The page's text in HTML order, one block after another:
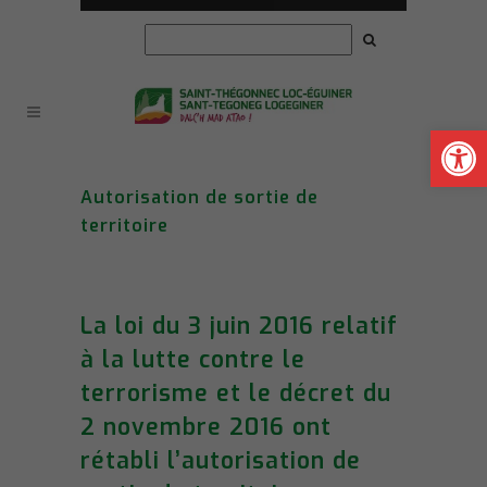
Ouvrir
Autorisation de sortie de
territoire
La loi du 3 juin 2016 relatif
à la lutte contre le
terrorisme et le décret du
2 novembre 2016 ont
rétabli l’autorisation de